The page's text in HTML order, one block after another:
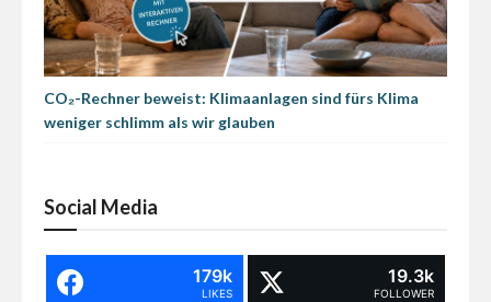
CO₂-Rechner beweist: Klimaanlagen sind fürs Klima
weniger schlimm als wir glauben
Social Media
179k
LIKES
19.3k
FOLLOWER